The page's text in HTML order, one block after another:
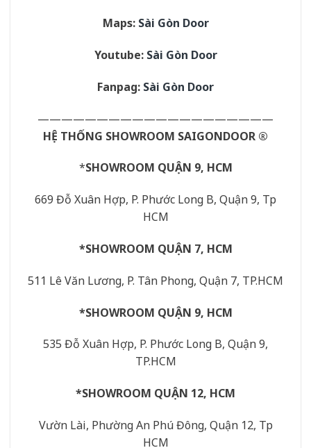
Maps: Sài Gòn Door
Youtube: Sài Gòn Door
Fanpag: Sài Gòn Door
————————————————————
HỆ THỐNG SHOWROOM SAIGONDOOR ®
*SHOWROOM QUẬN 9, HCM
669 Đỗ Xuân Hợp, P. Phước Long B, Quận 9, Tp
HCM
*SHOWROOM QUẬN 7, HCM
511 Lê Văn Lương, P. Tân Phong, Quận 7, TP.HCM
*SHOWROOM QUẬN 9, HCM
535 Đỗ Xuân Hợp, P. Phước Long B, Quận 9,
TP.HCM
*SHOWROOM QUẬN 12, HCM
Vườn Lài, Phường An Phú Đông, Quận 12, Tp
HCM